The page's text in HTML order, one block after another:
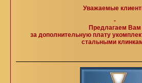
Уважаемые
-
Предлагаем Вам
за дополнительную плату
стальными